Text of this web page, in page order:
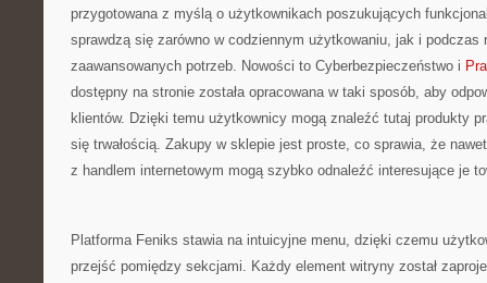
przygotowana z myślą o użytkownikach poszukujących
sprawdzą się zarówno w codziennym użytkowaniu, jak i podczas
zaawansowanych potrzeb. Nowości to Cyberbezpieczeństwo i
dostępny na stronie została opracowana w taki sposób, aby
klientów. Dzięki temu użytkownicy mogą znaleźć tutaj produkty
się trwałością. Zakupy w sklepie jest proste, co sprawia, że
z handlem internetowym mogą szybko odnaleźć interesujące je
Platforma Feniks stawia na intuicyjne menu, dzięki czemu
przejść pomiędzy sekcjami. Każdy element witryny został